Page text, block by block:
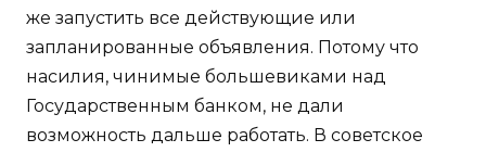
же запустить все действующие или
запланированные объявления. Потому что
насилия, чинимые большевиками над
Государственным банком, не дали
возможность дальше работать. В советское